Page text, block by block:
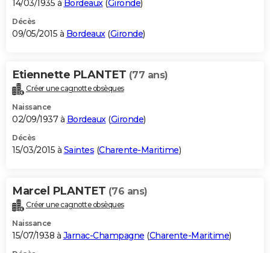
14/03/1935 à Bordeaux(Gironde)
Décès
09/05/2015 à Bordeaux(Gironde)
Etiennette PLANTET (77 ans)
Créer une cagnotte obsèques
Naissance
02/09/1937 à Bordeaux(Gironde)
Décès
15/03/2015 à Saintes (Charente-Maritime)
Marcel PLANTET (76 ans)
Créer une cagnotte obsèques
Naissance
15/07/1938 à Jarnac-Champagne (Charente-Maritime)